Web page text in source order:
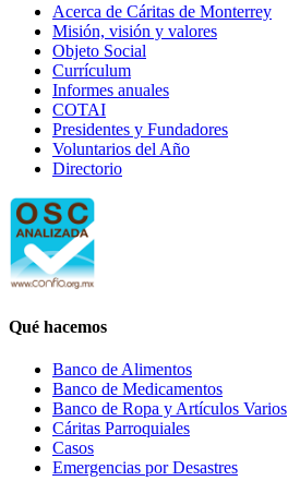
Acerca de Cáritas de Monterrey
Misión, visión y valores
Objeto Social
Currículum
Informes anuales
COTAI
Presidentes y Fundadores
Voluntarios del Año
Directorio
Qué hacemos
Banco de Alimentos
Banco de Medicamentos
Banco de Ropa y Artículos Varios
Cáritas Parroquiales
Casos
Emergencias por Desastres